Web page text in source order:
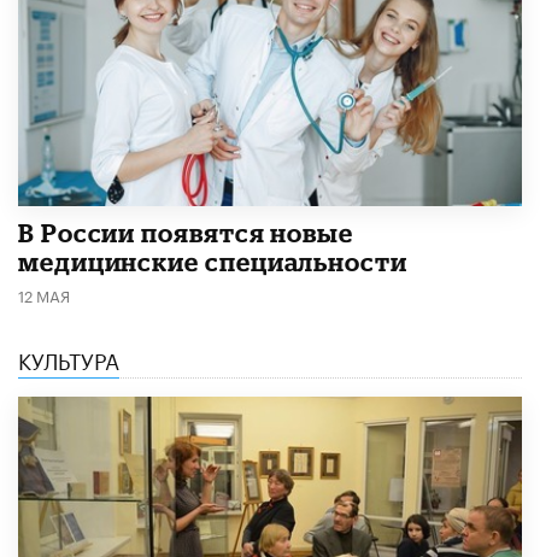
В России появятся новые
медицинские специальности
12 МАЯ
КУЛЬТУРА